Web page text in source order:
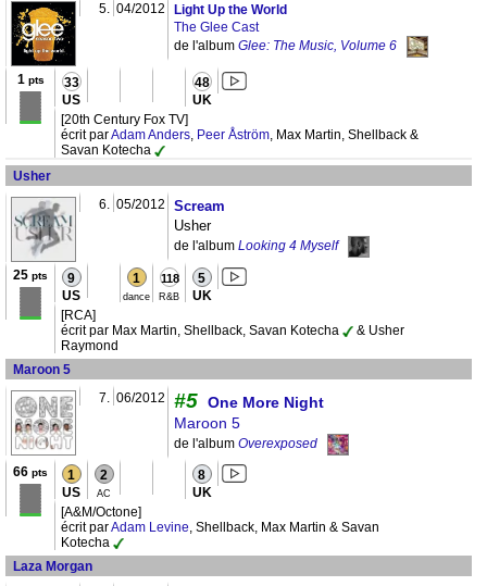
5. 04/2012
Light Up the World
The Glee Cast
de l'album Glee: The Music, Volume 6
1 pts 33
US
48
UK
[20th Century Fox TV]
écrit parAdam Anders, Peer Åström, Max Martin, Shellback &
Savan Kotecha
Usher
6. 05/2012
Scream
Usher
de l'album Looking 4 Myself
25 pts 9
US
1
dance
118
R&B
5
UK
[RCA]
écrit par Max Martin, Shellback, Savan Kotecha
& Usher
Raymond
Maroon 5
7. 06/2012 #5 One More Night
Maroon 5
de l'album Overexposed
66 pts 1
US
2
AC
8
UK
[A&M/Octone]
écrit parAdam Levine, Shellback, Max Martin & Savan
Kotecha
Laza Morgan